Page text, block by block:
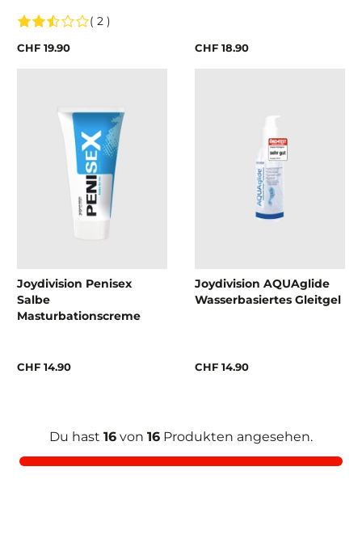
( 2 )
CHF 19.90 CHF 18.90
Joydivision Penisex
Salbe
Masturbationscreme
CHF 14.90
Joydivision AQUAglide
Wasserbasiertes Gleitgel
CHF 14.90
Du hast 16 von 16 Produkten angesehen.